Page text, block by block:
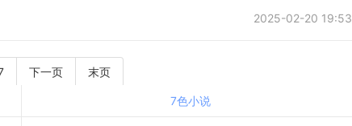
2025-02-20 19:53
下一页 末页
7色小说